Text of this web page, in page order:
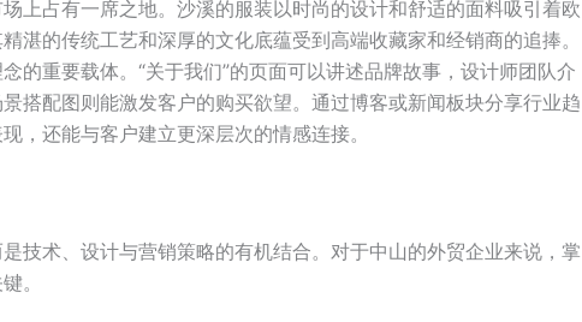
上占有一席之地。沙溪的服装以时尚的设计和舒适的面料吸引着欧
湛的传统工艺和深厚的文化底蕴受到高端收藏家和经销商的追捧。
的重要载体。“关于我们”的页面可以讲述品牌故事，设计师团队介
搭配图则能激发客户的购买欲望。通过博客或新闻板块分享行业趋
，还能与客户建立更深层次的情感连接。
技术、设计与营销策略的有机结合。对于中山的外贸企业来说，掌
。